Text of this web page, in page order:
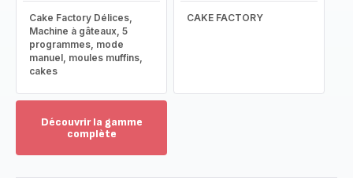
Cake Factory Délices,
Machine à gâteaux, 5
programmes, mode
manuel, moules muffins,
cakes
CAKE FACTORY
Découvrir la gamme
complète